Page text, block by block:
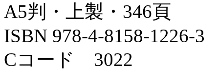
A5判・上製・346頁
ISBN 978-4-8158-1226-3
Cコード 3022